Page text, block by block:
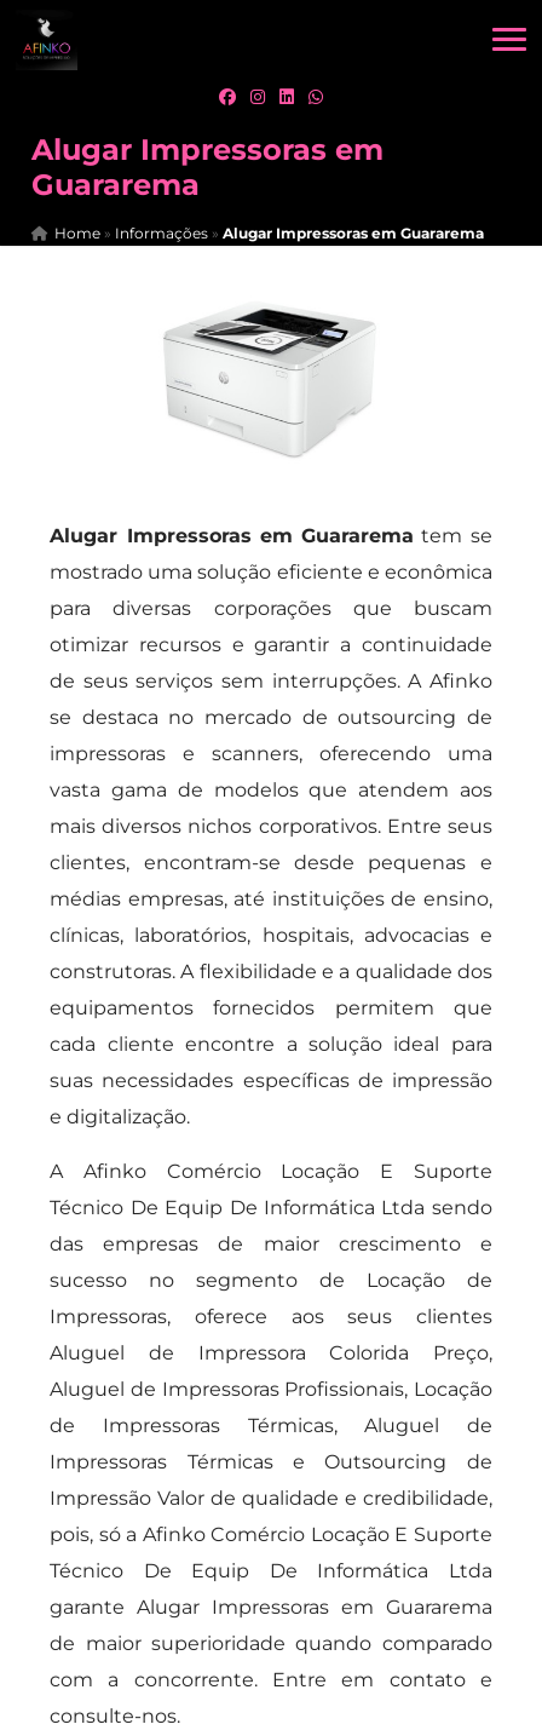
Alugar Impressoras em
Guararema
Home » Informações »Alugar Impressoras em Guararema
Alugar Impressoras em Guararema tem se
mostrado uma solução eficiente e econômica
para diversas corporações que buscam
otimizar recursos e garantir a continuidade
de seus serviços sem interrupções. A Afinko
se destaca no mercado de outsourcing de
impressoras e scanners, oferecendo uma
vasta gama de modelos que atendem aos
mais diversos nichos corporativos. Entre seus
clientes, encontram-se desde pequenas e
médias empresas, até instituições de ensino,
clínicas, laboratórios, hospitais, advocacias e
construtoras. A flexibilidade e a qualidade dos
equipamentos fornecidos permitem que
cada cliente encontre a solução ideal para
suas necessidades específicas de impressão
e digitalização.
A Afinko Comércio Locação E Suporte
Técnico De Equip De Informática Ltda sendo
das empresas de maior crescimento e
sucesso no segmento de Locação de
Impressoras, oferece aos seus clientes
Aluguel de Impressora Colorida Preço,
Aluguel de Impressoras Profissionais, Locação
de Impressoras Térmicas, Aluguel de
Impressoras Térmicas e Outsourcing de
Impressão Valor de qualidade e credibilidade,
pois, só a Afinko Comércio Locação E Suporte
Técnico De Equip De Informática Ltda
garante Alugar Impressoras em Guararema
de maior superioridade quando comparado
com a concorrente. Entre em contato e
consulte-nos.